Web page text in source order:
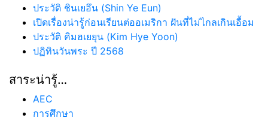
ประวัติ ชินเยอึน (Shin Ye Eun)
เปิดเรื่องน่ารู้ก่อนเรียนต่ออเมริกา ฝันที่ไม่ไกลเกินเอื้อม
ประวัติ คิมฮเยยุน (Kim Hye Yoon)
ปฏิทินวันพระ ปี 2568
สาระน่ารู้…
AEC
การศึกษา